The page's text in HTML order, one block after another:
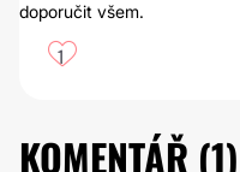
doporučit všem.
1
KOMENTÁŘ (1)